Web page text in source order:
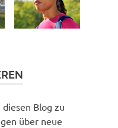
Blog zu
über neue